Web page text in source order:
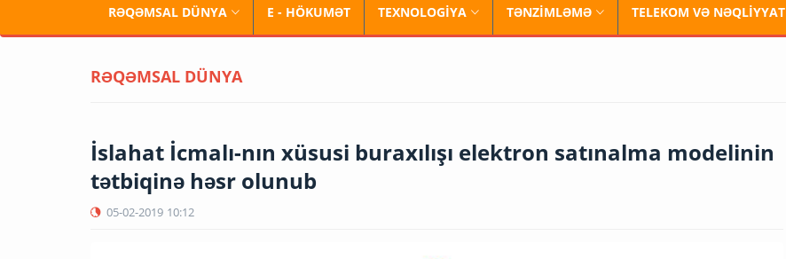
RƏQƏMSAL DÜNYA E - HÖKUMƏT TEXNOLOGİYA TƏNZİMLƏMƏ TELEKOM VƏ NƏQLİYYAT
RƏQƏMSAL DÜNYA
İslahat İcmalı-nın xüsusi buraxılışı elektron satınalma modelinin
tətbiqinə həsr olunub
05-02-2019 10:12